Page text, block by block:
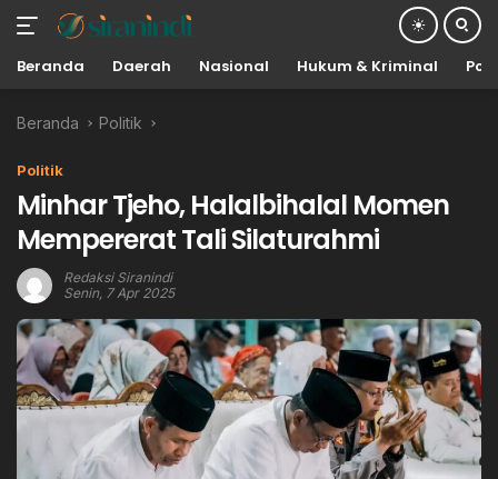
Beranda Daerah Nasional Hukum & Kriminal
Beranda Politik
Politik
Minhar Tjeho, Halalbihalal Momen
Mempererat Tali Silaturahmi
Redaksi Siranindi
Senin, 7 Apr 2025